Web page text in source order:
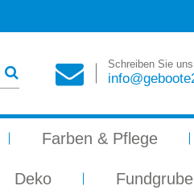
Schreiben Sie uns
Farben & Pflege
Deko Fundgrube